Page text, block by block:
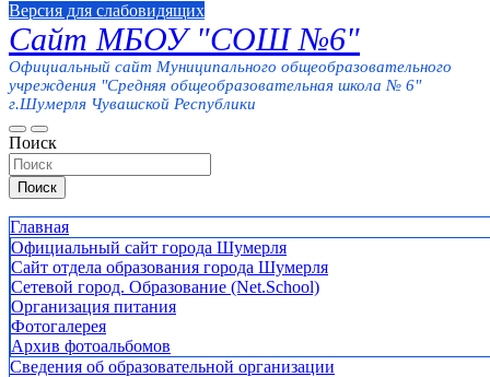
Версия для слабовидящих
Сайт МБОУ "СОШ №6"
Официальный сайт Муниципального общеобразовательного
учреждения "Средняя общеобразовательная школа № 6"
г.Шумерля Чувашской Республики
Поиск
Поиск
Главная
Официальный сайт города Шумерля
Сайт отдела образования города Шумерля
Сетевой город. Образование (Net.School)
Организация питания
Фотогалерея
Архив фотоальбомов
Сведения об образовательной организации